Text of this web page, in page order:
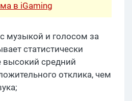
в iGaming
музыкой и голосом за
статистически
высокий средний
отклика, чем